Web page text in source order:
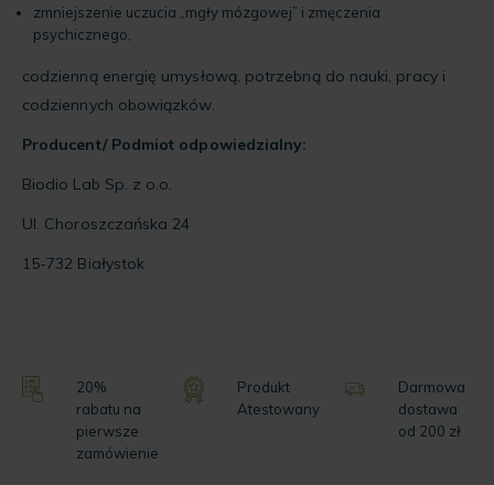
zmniejszenie uczucia „mgły mózgowej” i zmęczenia
psychicznego,
codzienną energię umysłową, potrzebną do nauki, pracy i
codziennych obowiązków.
Producent/ Podmiot odpowiedzialny:
Biodio Lab Sp. z o.o.
Ul. Choroszczańska 24
15-732 Białystok
20%
rabatu na
pierwsze
zamówienie
Produkt
Atestowany
Darmowa
dostawa
od 200 zł